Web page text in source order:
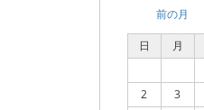
前の月
日 月
2
3